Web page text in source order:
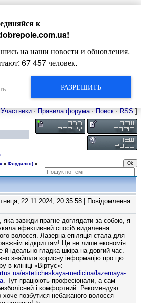
края
Участники · Правила форума· Поиск · RSS ]
» Флудилко) »
22.11.2024, 20:35:58 | Повідомлення
яка завжди прагне доглядати за собою, я
ефективний спосіб видалення
волосся. Лазерна епіляція стала для
відкриттям! Це не лише економія
й ідеально гладка шкіра на довгий час.
знайшла корисну інформацію про цю
в клініці «Віртус»:
esteticheskaya-medicina/lazernaya-
. Тут працюють професіонали, а сам
і комфортний. Рекомендую
хоче позбутися небажаного волосся
к
!
на наши новости и обновления.
67 457человек.
РАЗРЕШИТЬ